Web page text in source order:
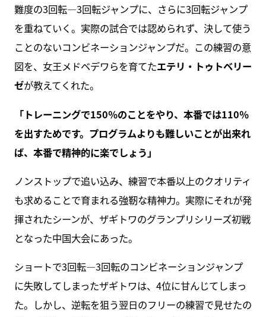
難度の3回転―3回転ジャンプに、さらに3回転ジャンプ
を重ねていく。実際の試合では認められず、決して使う
ことのないコンビネーションジャンプだ。この練習の意
図を、女王メドベデワらを育てたエテリ・トゥトベリー
ゼが教えてくれた。
「トレーニングで150％のことをやり、本番では110％
を出すためです。プログラムよりも難しいことが出来れ
ば、本番で精神的に楽でしょう」
ノンストップで追い込み、練習で本番以上のクオリティ
も求めることで育まれる強靭な精神力。実際にそれが発
揮されたシーンが、ザギトワのグランプリシリーズ初戦
となった中国大会にあった。
ショートで3回転―3回転のコンビネーションジャンプ
に失敗してしまったザギトワは、4位に甘んじてしまっ
た。しかし、逆転を狙う翌日のフリーの練習で見せたの